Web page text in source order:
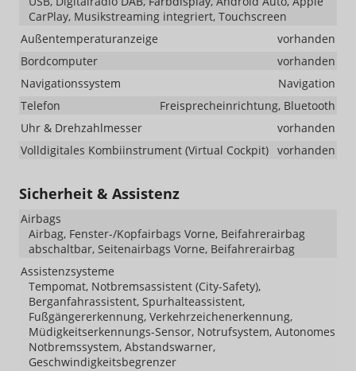
CarPlay, Musikstreaming integriert, Touchscreen
Außentemperaturanzeige
vorhanden
Bordcomputer
vorhanden
Navigationssystem
Navigation
Telefon
Freisprecheinrichtung, Bluetooth
Uhr & Drehzahlmesser
vorhanden
Volldigitales Kombiinstrument (Virtual Cockpit) vorhanden
Sicherheit & Assistenz
Airbags
Airbag, Fenster-/Kopfairbags Vorne, Beifahrerairbag
abschaltbar, Seitenairbags Vorne, Beifahrerairbag
Assistenzsysteme
Tempomat, Notbremsassistent (City-Safety),
Berganfahrassistent, Spurhalteassistent,
Fußgängererkennung, Verkehrzeichenerkennung,
Müdigkeitserkennungs-Sensor, Notrufsystem, Autonomes
Notbremssystem, Abstandswarner,
Geschwindigkeitsbegrenzer